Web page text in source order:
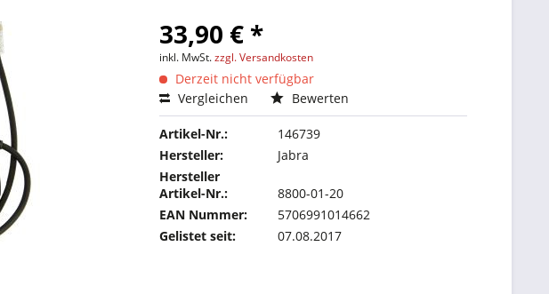
33,90 € *
inkl. MwSt.zzgl. Versandkosten
Derzeit nicht verfügbar
Vergleichen
Bewerten
Artikel-Nr.:
146739
Hersteller:
Jabra
Hersteller
Artikel-Nr.:
8800-01-20
EAN Nummer:
5706991014662
Gelistet seit:
07.08.2017